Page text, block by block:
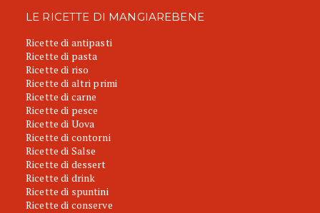
LE RICETTE DI MANGIAREBENE
Ricette di antipasti
Ricette di pasta
Ricette di riso
Ricette di altri primi
Ricette di carne
Ricette di pesce
Ricette di Uova
Ricette di contorni
Ricette di Salse
Ricette di dessert
Ricette di drink
Ricette di spuntini
Ricette di conserve